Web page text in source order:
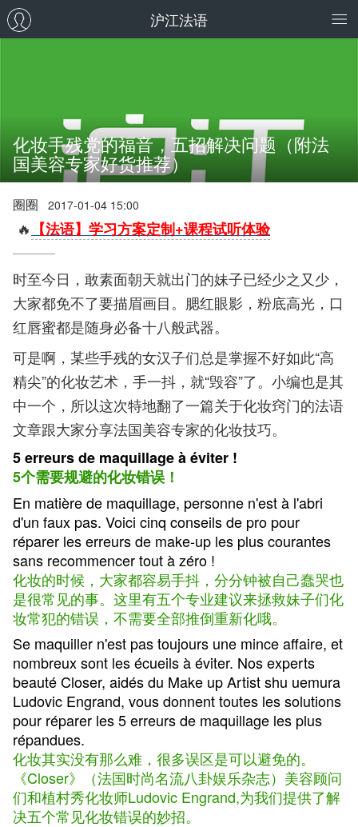
沪江法语
化妆手残党的福音，五招解决问题（附法
国美容专家好货推荐）
圈圈 2017-01-04 15:00
🔥 【法语】学习方案定制+课程试听体验
时至今日，敢素面朝天就出门的妹子已经少之又少，
大家都免不了要描眉画目。腮红眼影，粉底高光，口
红唇蜜都是随身必备十八般武器。
可是啊，某些手残的女汉子们总是掌握不好如此“高
精尖”的化妆艺术，手一抖，就“毁容”了。小编也是其
中一个，所以这次特地翻了一篇关于化妆窍门的法语
文章跟大家分享法国美容专家的化妆技巧。
5 erreurs de maquillage à éviter !
5个需要规避的化妆错误！
En matière de maquillage, personne n'est à l'abri
d'un faux pas. Voici cinq conseils de pro pour
réparer les erreurs de make-up les plus courantes
sans recommencer tout à zéro !
化妆的时候，大家都容易手抖，分分钟被自己蠢哭也
是很常见的事。这里有五个专业建议来拯救妹子们化
妆常犯的错误，不需要全部推倒重新化哦。
Se maquiller n'est pas toujours une mince affaire, et
nombreux sont les écueils à éviter. Nos experts
beauté Closer, aidés du Make up Artist shu uemura
Ludovic Engrand, vous donnent toutes les solutions
pour réparer les 5 erreurs de maquillage les plus
répandues.
化妆其实没有那么难，很多误区是可以避免的。
《Closer》（法国时尚名流八卦娱乐杂志）美容顾问
们和植村秀化妆师Ludovic Engrand,为我们提供了解
决五个常见化妆错误的妙招。